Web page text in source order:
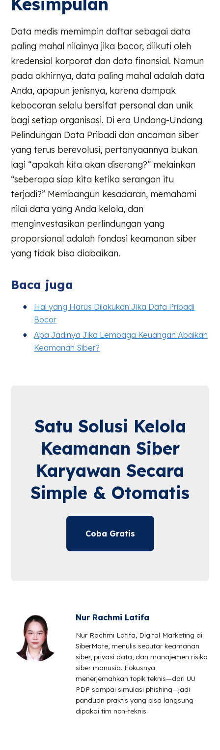
Data medis memimpin daftar sebagai data
paling mahal nilainya jika bocor, diikuti oleh
kredensial korporat dan data finansial. Namun
pada akhirnya, data paling mahal adalah data
Anda, apapun jenisnya, karena dampak
kebocoran selalu bersifat personal dan unik
bagi setiap organisasi. Di era Undang-Undang
Pelindungan Data Pribadi dan ancaman siber
yang terus berevolusi, pertanyaannya bukan
lagi “apakah kita akan diserang?” melainkan
“seberapa siap kita ketika serangan itu
terjadi?” Membangun kesadaran, memahami
nilai data yang Anda kelola, dan
menginvestasikan perlindungan yang
proporsional adalah fondasi keamanan siber
yang tidak bisa diabaikan.
Baca juga
Hal yang Harus Dilakukan Jika Data Pribadi
Bocor
Apa Jadinya Jika Lembaga Keuangan Abaikan
Keamanan Siber?
Satu Solusi Kelola
Keamanan Siber
Karyawan Secara
Simple & Otomatis
Coba Gratis
Nur Rachmi Latifa
Nur Rachmi Latifa, Digital Marketing di
SiberMate, menulis seputar keamanan
siber, privasi data, dan manajemen risiko
siber manusia. Fokusnya
menerjemahkan topik teknis—dari UU
PDP sampai simulasi phishing—jadi
panduan praktis yang bisa langsung
dipakai tim non-teknis.